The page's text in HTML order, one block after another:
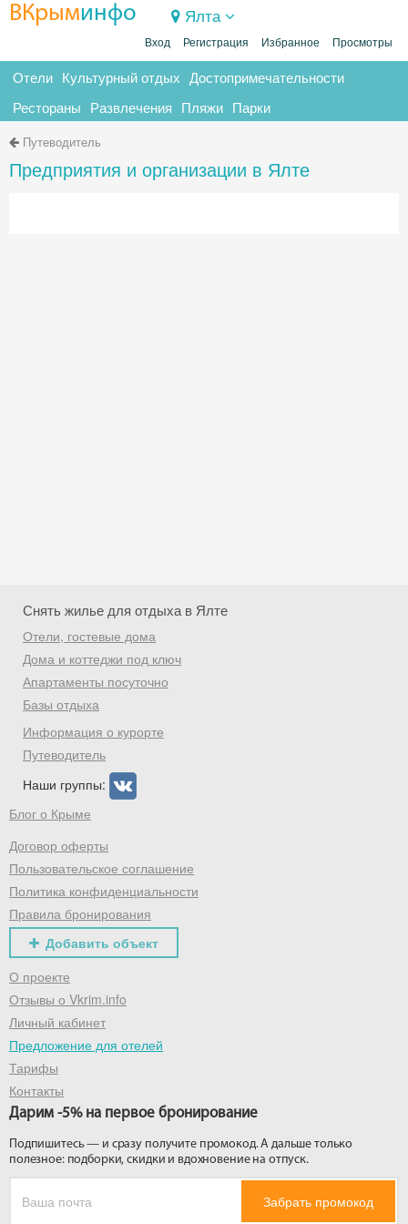
ВКрыминфо Ялта
Вход Регистрация Избранное Просмотры
Отели Культурный отдых Достопримечательности
Рестораны Развлечения Пляжи Парки
Путеводитель
Предприятия и организации в Ялте
Снять жилье для отдыха в Ялте
Отели, гостевые дома
Дома и коттеджи под ключ
Апартаменты посуточно
Базы отдыха
Информация о курорте
Путеводитель
Наши группы:
Блог о Крыме
Договор оферты
Пользовательское соглашение
Политика конфиденциальности
Правила бронирования
Добавить объект
О проекте
Отзывы о Vkrim.info
Личный кабинет
Предложение для отелей
Тарифы
Контакты
Дарим -5% на первое бронирование
Подпишитесь — и сразу получите промокод. А дальше только
полезное: подборки, скидки и вдохновение на отпуск.
Забрать промокод
Скидка −5%
Хочешь дешевле? Оставь почту и получи
промокод на первое бронирование!